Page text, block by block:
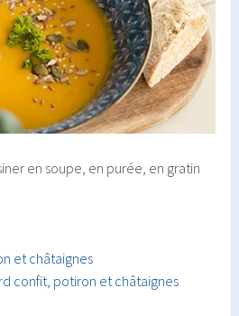
en soupe, en purée, en gratin
et châtaignes
confit, potiron et châtaignes